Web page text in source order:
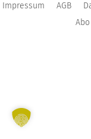
Impressum AGB